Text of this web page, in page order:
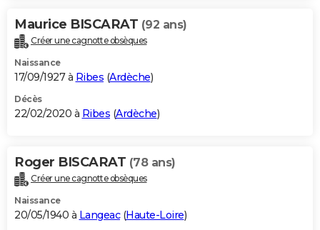
Maurice BISCARAT (92 ans)
Créer une cagnotte obsèques
Naissance
17/09/1927 à Ribes (Ardèche)
Décès
22/02/2020 à Ribes (Ardèche)
Roger BISCARAT (78 ans)
Créer une cagnotte obsèques
Naissance
20/05/1940 à Langeac(Haute-Loire)